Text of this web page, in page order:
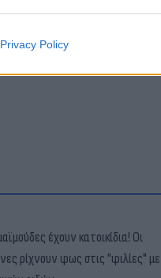
Privacy Policy